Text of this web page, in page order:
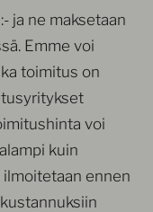
ja ne maksetaan
Emme voi
toimitus on
voi
kuin
ennen